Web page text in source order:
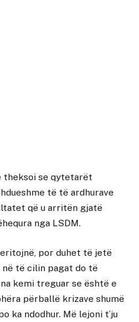
theksoi se qytetarët
të të ardhurave
që u arritën gjatë
nga LSDM.
por duhet të jetë
në të cilin pagat do të
kemi treguar se është e
përballë krizave shumë
ka ndodhur. Më lejoni t’ju